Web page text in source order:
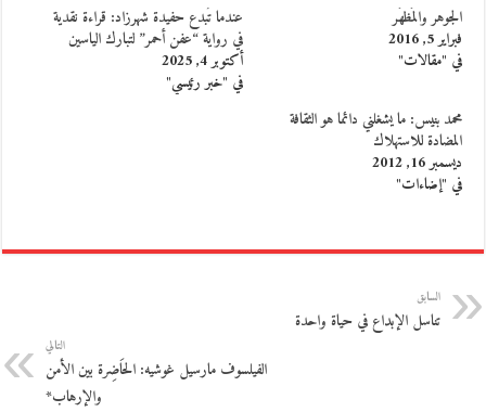
الجوهر والمَظهَر
فبراير 5, 2016
في "مقالات"
عندما تُبدع حفيدة شهرزاد: قراءة نقدية
في رواية “عفن أحمر” لتبارك الياسين
أكتوبر 4, 2025
في "خبر رئيسي"
محمد بنيس: ما يشغلني دائما هو الثقافة
المضادة للاستهلاك
ديسمبر 16, 2012
في "إضاءات"
السابق
تناسل الإبداع في حياة واحدة
التالي
الفيلسوف مارسيل غوشيه: الحَاضِرة بين الأمن
والإرهاب*